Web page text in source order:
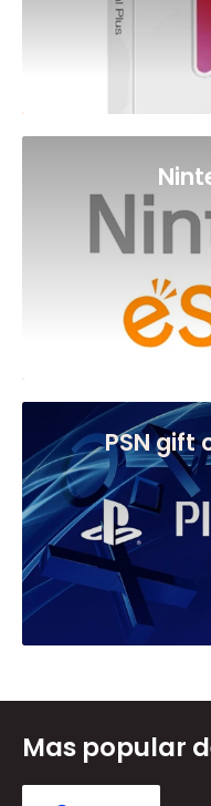
PSN gift
Mas popular